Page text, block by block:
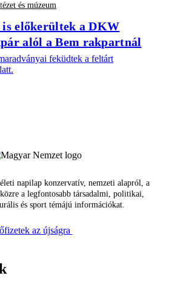
és múzeum
is előkerültek a DKW
alól a Bem rakpartnál
feküdtek a feltárt
napilap konzervatív, nemzeti alapról, a
a legfontosabb társadalmi, politikai,
és sport témájú információkat.
az újságra